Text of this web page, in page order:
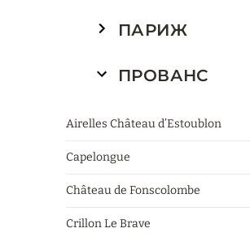
ПАРИЖ
ПРОВАНС
Airelles Château d’Estoublon
Capelongue
Château de Fonscolombe
Crillon Le Brave